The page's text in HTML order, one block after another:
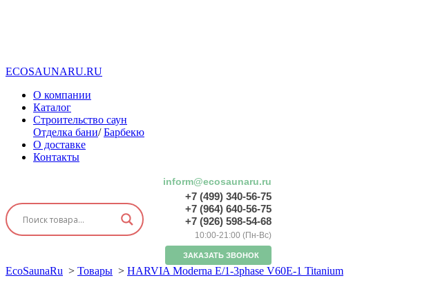
ECOSAUNARU.RU
О компании
Каталог
Строительство саун
Отделка бани/Барбекю
О доставке
Контакты
inform@ecosaunaru.ru
+7 (499) 340-56-75
+7 (964) 640-56-75
+7 (926) 598-54-68
10:00-21:00 (Пн-Вс)
ЗАКАЗАТЬ ЗВОНОК
EcoSaunaRu > Товары > HARVIA Moderna E/1-3phase V60E-1 Titanium